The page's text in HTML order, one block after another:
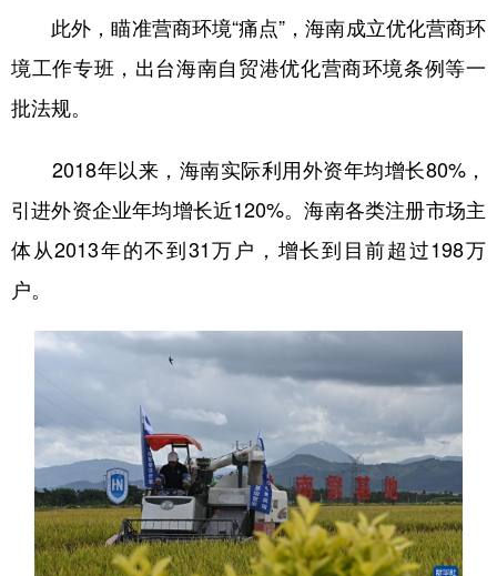
此外，瞄准营商环境“痛点”，海南成立优化营商环
境工作专班，出台海南自贸港优化营商环境条例等一
批法规。
2018年以来，海南实际利用外资年均增长80%，
引进外资企业年均增长近120%。海南各类注册市场主
体从2013年的不到31万户，增长到目前超过198万
户。